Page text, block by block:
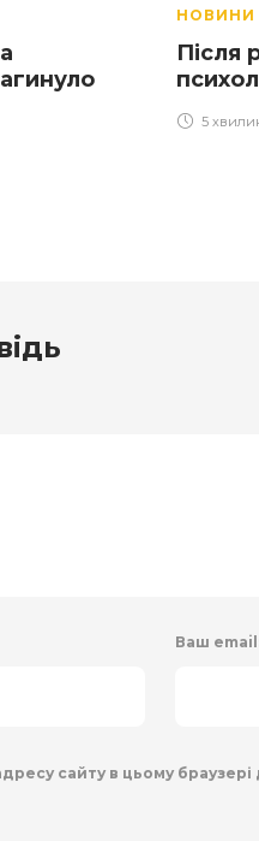
НОВИНИ
Після
5
Ваш
сайту в цьому